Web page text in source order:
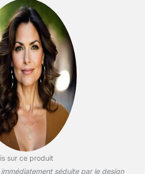
de la bouteille -
pour tous les
flacons d'huile de
10 et 15 ml PARFUM
INTENSIF : grâce à
son système de
vaporisation
d’arôme sans eau,
diffuseur Ella diffuse
un arôme naturel et
intense
UTILISATION PAR
BATTERIE : avec
peut fonctionner
pendant environ 10
sur ce produit
immédiatement séduite par le design